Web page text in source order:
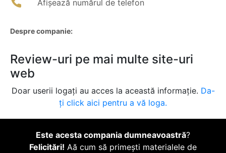
Afișează numărul de telefon
Despre companie:
Review-uri pe mai multe site-uri
web
Doar userii logați au acces la această informație. Da-
ți click aici pentru a vă loga.
Este acesta compania dumneavoastră?
Felicitări! Aă cum să primești materialele de